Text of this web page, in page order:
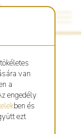
van
a
engedély
ben és
ezt